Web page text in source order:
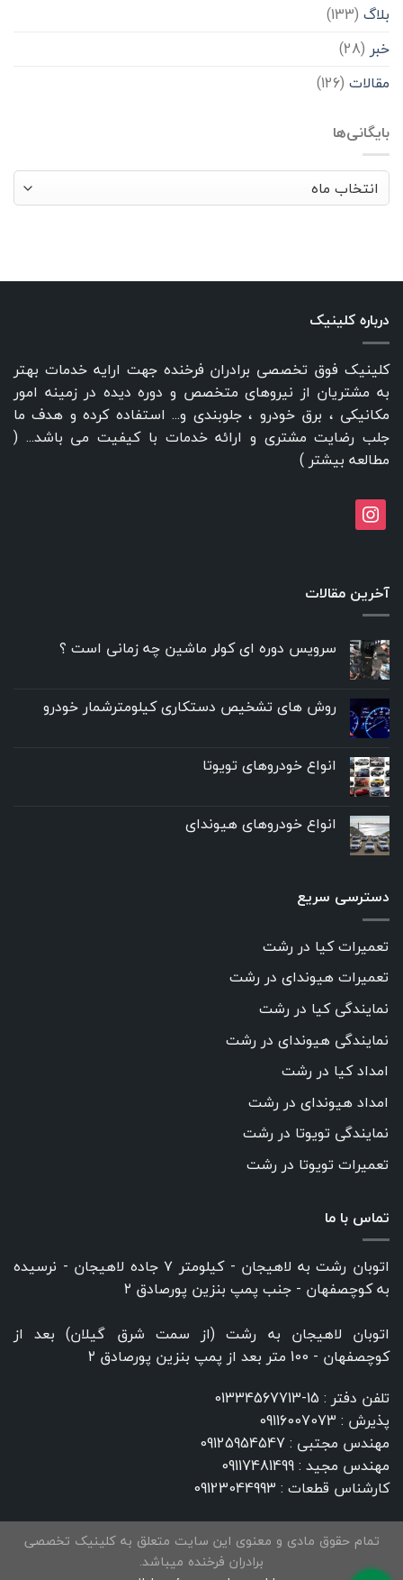
بلاگ (133)
خبر (28)
مقالات (126)
بایگانی‌ها
بایگانی‌ها
درباره کلینیک
کلینیک فوق تخصصی برادران فرخنده جهت ارایه خدمات بهتر
به مشتریان از نیروهای متخصص و دوره دیده در زمینه امور
مکانیکی ، برق خودرو ، جلوبندی و... استفاده کرده و هدف ما
جلب رضایت مشتری و ارائه خدمات با کیفیت می باشد... (
مطالعه بیشتر )
instagram
آخرین مقالات
سرویس دوره ای کولر ماشین چه زمانی است ؟
روش های تشخیص دستکاری کیلومترشمار خودرو
انواع خودروهای تویوتا
انواع خودروهای هیوندای
دسترسی سریع
تعمیرات کیا در رشت
تعمیرات هیوندای در رشت
نمایندگی کیا در رشت
نمایندگی هیوندای در رشت
امداد کیا در رشت
امداد هیوندای در رشت
نمایندگی تویوتا در رشت
تعمیرات تویوتا در رشت
تماس با ما
اتوبان رشت به لاهیجان - کیلومتر ۷ جاده لاهیجان - نرسیده
به کوچصفهان - جنب پمپ بنزین پورصادق ۲
اتوبان لاهیجان به رشت (از سمت شرق گیلان) بعد از
کوچصفهان - 100 متر بعد از پمپ بنزین پورصادق ۲
تلفن دفتر : 15-01334567713
پذیرش : 09116007073
مهندس مجتبی :09125954547
مهندس مجید :09117481499
کارشناس قطعات : 09123044993
تمام حقوق مادی و معنوی این سایت متعلق به کلینیک تخصصی
برادران فرخنده میباشد.